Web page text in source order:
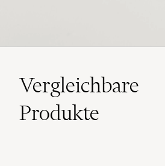
Vergleichbare
Produkte